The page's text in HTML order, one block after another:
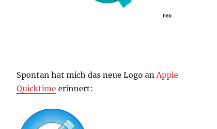
Spontan hat mich das neue Logo an Apple
Quicktime erinnert: